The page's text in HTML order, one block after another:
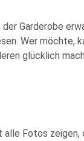
Garderobe
Wer möchte,
glücklich
Fotos zeigen,